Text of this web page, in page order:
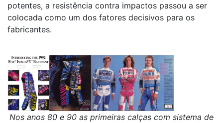
potentes, a resistência contra impactos passou a ser
colocada como um dos fatores decisivos para os
fabricantes.
Nos anos 80 e 90 as primeiras calças com sistema de